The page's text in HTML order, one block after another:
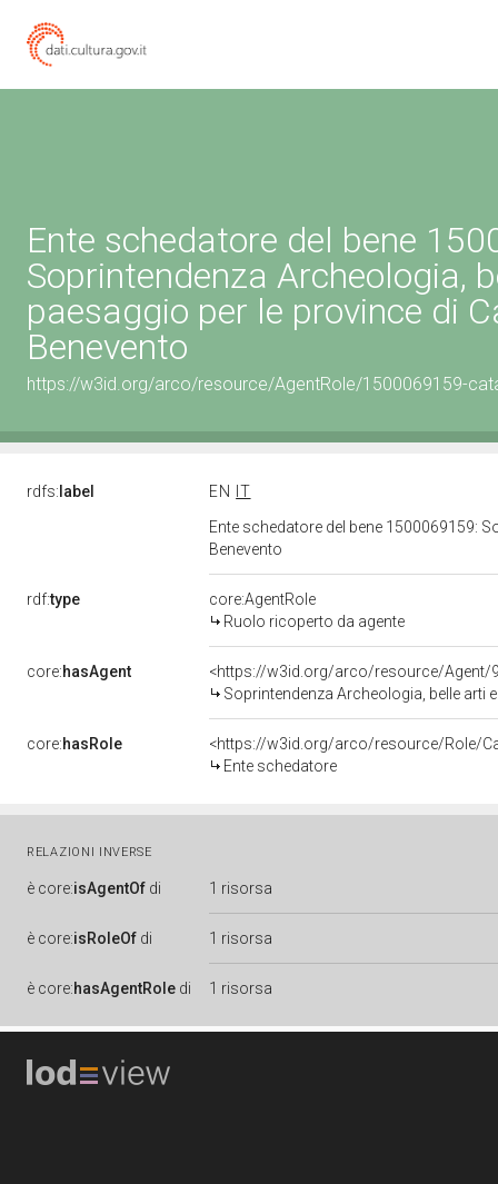
Ente schedatore del bene
Soprintendenza Archeologia,
paesaggio per le province di
Benevento
https://w3id.org/arco/resource/AgentRole/1500069159-
rdfs: label EN
IT
Ente schedatore del bene 1500069159:
Benevento
rdf:type
core:AgentRole
Ruolo ricoperto da agente
core:hasAgent
<https://w3id.org/arco/resource/Agent/
Soprintendenza Archeologia, belle arti
core:hasRole
<https://w3id.org/arco/resource/Role/
Ente schedatore
RELAZIONI INVERSE
è core:isAgentOf di 1 risorsa
è core:isRoleOf di 1 risorsa
è core:hasAgentRole di 1 risorsa